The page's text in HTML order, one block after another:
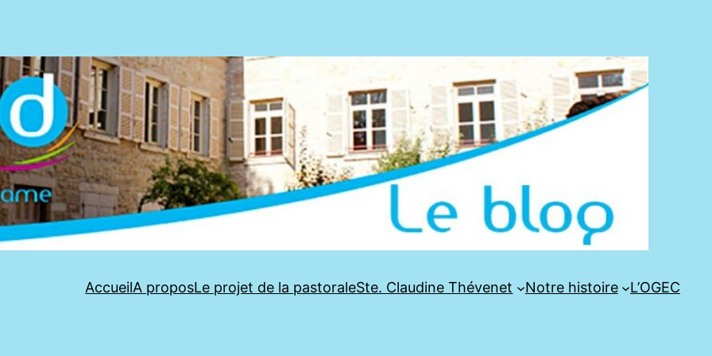
AccueilA proposLe projet de la pastoraleSte. Claudine Thévenet Notre histoire L’OGEC